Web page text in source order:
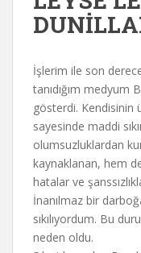
İşlerim ile son
tanıdığım medyum
gösterdi. Kendisinin
sayesinde maddi
olumsuzluklardan
kaynaklanan, hem
hatalar ve
İnanılmaz bir
sıkılıyordum. Bu
neden oldu.